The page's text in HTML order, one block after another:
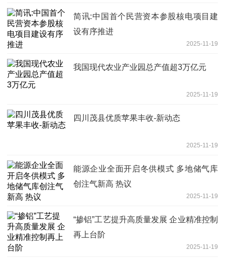
简讯:中国首个民营资本参股核电项目建
设有序推进
2025-11-19
我国现代农业产业园总产值超3万亿元
2025-11-19
四川茂县优质苹果丰收-新动态
2025-11-19
能源企业全面开启冬供模式 多地储气库
创注气新高 热议
2025-11-19
“掺铝”工艺提升高质量发展 企业精准控制
再上台阶
2025-11-19